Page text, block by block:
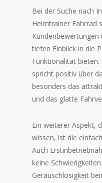
Bei der Suche nach
Heimtrainer Fahrrad
Kundenbewertungen
tiefen Einblick in die
Funktionalität
spricht positiv über
besonders das
und das glatte
Ein weiterer Aspekt,
wissen, ist die
Auch
keine
Geräuschlosigkeit